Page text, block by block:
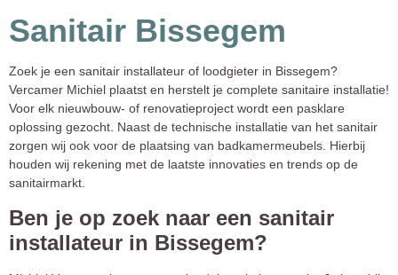
Sanitair Bissegem
Zoek je een sanitair installateur of loodgieter in Bissegem?
Vercamer Michiel plaatst en herstelt je complete sanitaire installatie!
Voor elk nieuwbouw- of renovatieproject wordt een pasklare
oplossing gezocht. Naast de technische installatie van het sanitair
zorgen wij ook voor de plaatsing van badkamermeubels. Hierbij
houden wij rekening met de laatste innovaties en trends op de
sanitairmarkt.
Ben je op zoek naar een sanitair
installateur in Bissegem?